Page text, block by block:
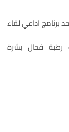
برنامج اداعي لقاء
رطبة فحال بشرة